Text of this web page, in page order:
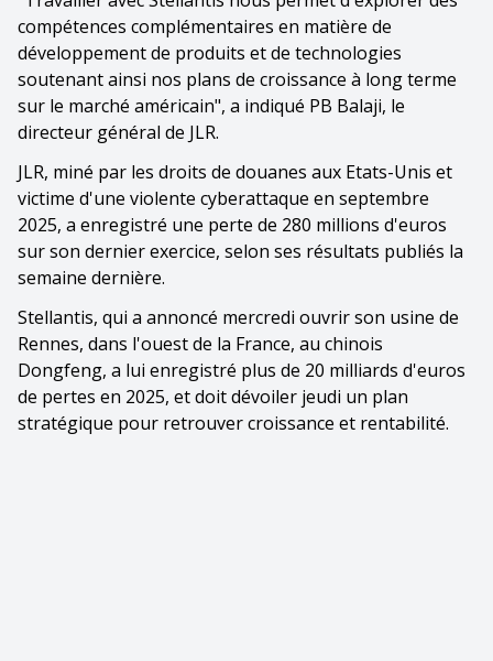
compétences complémentaires en matière de
développement de produits et de technologies
soutenant ainsi nos plans de croissance à long terme
sur le marché américain", a indiqué PB Balaji, le
directeur général de JLR.
JLR, miné par les droits de douanes aux Etats-Unis et
victime d'une violente cyberattaque en septembre
2025, a enregistré une perte de 280 millions d'euros
sur son dernier exercice, selon ses résultats publiés la
semaine dernière.
Stellantis, qui a annoncé mercredi ouvrir son usine de
Rennes, dans l'ouest de la France, au chinois
Dongfeng, a lui enregistré plus de 20 milliards d'euros
de pertes en 2025, et doit dévoiler jeudi un plan
stratégique pour retrouver croissance et rentabilité.